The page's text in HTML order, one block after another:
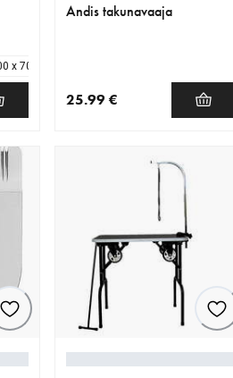
x 70 cm
Andis takunavaaja
25.99 €